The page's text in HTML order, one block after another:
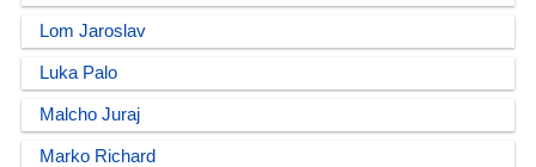
Lom Jaroslav
Luka Palo
Malcho Juraj
Marko Richard